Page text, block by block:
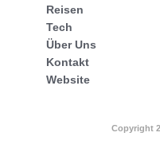
Reisen
Tech
Über Uns
Kontakt
Website
Copyright